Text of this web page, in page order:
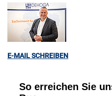
E-MAIL SCHREIBEN